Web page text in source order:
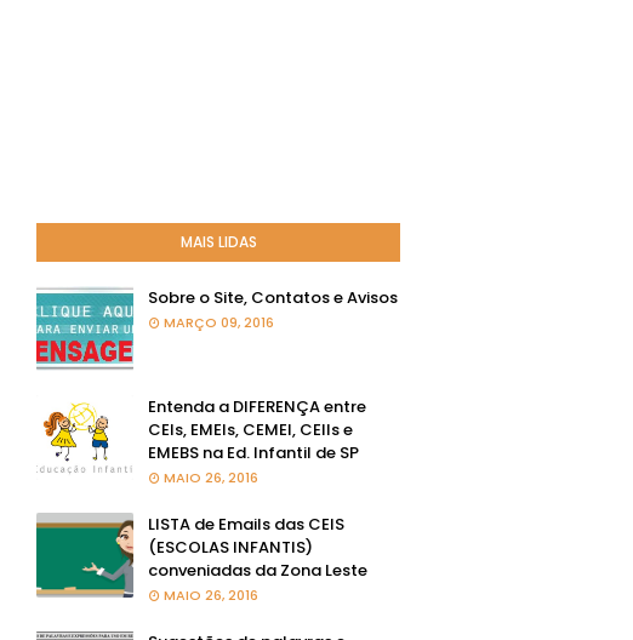
MAIS LIDAS
Sobre o Site, Contatos e Avisos
MARÇO 09, 2016
Entenda a DIFERENÇA entre
CEIs, EMEIs, CEMEI, CEIIs e
EMEBS na Ed. Infantil de SP
MAIO 26, 2016
LISTA de Emails das CEIS
(ESCOLAS INFANTIS)
conveniadas da Zona Leste
MAIO 26, 2016